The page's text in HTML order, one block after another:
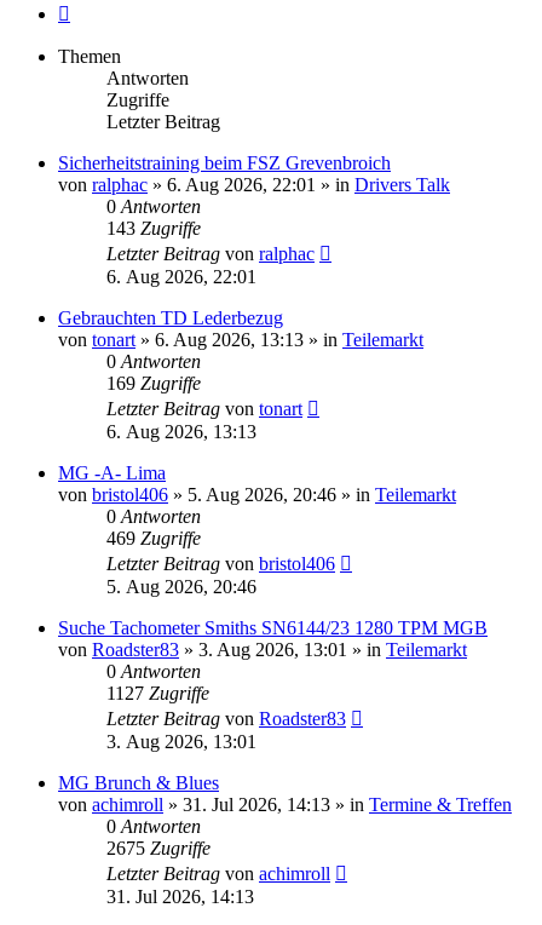
Themen
Antworten
Zugriffe
Letzter Beitrag
Sicherheitstraining beim FSZ Grevenbroich
von ralphac » 6. Aug 2026, 22:01 » in Drivers Talk
0 Antworten
143 Zugriffe
Letzter Beitrag von ralphac
6. Aug 2026, 22:01
Gebrauchten TD Lederbezug
von tonart » 6. Aug 2026, 13:13 » in Teilemarkt
0 Antworten
169 Zugriffe
Letzter Beitrag von tonart
6. Aug 2026, 13:13
MG -A- Lima
von bristol406 » 5. Aug 2026, 20:46 » in Teilemarkt
0 Antworten
469 Zugriffe
Letzter Beitrag von bristol406
5. Aug 2026, 20:46
Suche Tachometer Smiths SN6144/23 1280 TPM MGB
von Roadster83 » 3. Aug 2026, 13:01 » in Teilemarkt
0 Antworten
1127 Zugriffe
Letzter Beitrag von Roadster83
3. Aug 2026, 13:01
MG Brunch & Blues
von achimroll » 31. Jul 2026, 14:13 » in Termine & Treffen
0 Antworten
2675 Zugriffe
Letzter Beitrag von achimroll
31. Jul 2026, 14:13